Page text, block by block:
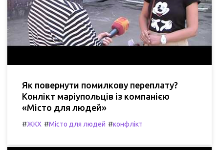
Як повернути помилкову переплату?
Конлікт маріупольців із компанією
«Місто для людей»
#ЖКХ #Місто для людей #конфлікт